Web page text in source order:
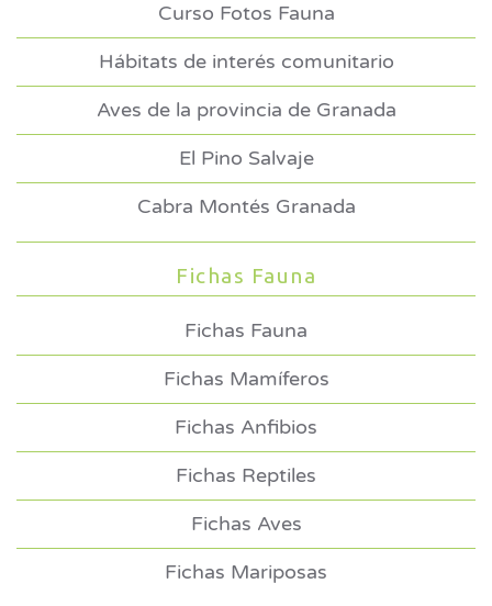
Curso Fotos Fauna
Hábitats de interés comunitario
Aves de la provincia de Granada
El Pino Salvaje
Cabra Montés Granada
Fichas Fauna
Fichas Fauna
Fichas Mamíferos
Fichas Anfibios
Fichas Reptiles
Fichas Aves
Fichas Mariposas